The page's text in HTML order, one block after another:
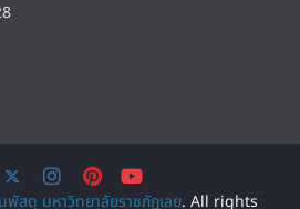
พัสดุ มหาวิทยาลัยราชภัฏเลย. All rights